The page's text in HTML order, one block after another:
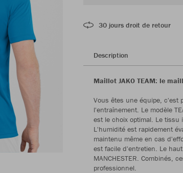
30 jours droit de retour
Description
Maillot JAKO TEAM: le
Vous êtes une équipe, c'est
l'entraînement. Le modèle
est le choix optimal. Le tissu
L'humidité est rapidement
maintenu même en cas
est facile d'entretien. Le
MANCHESTER. Combinés,
professionnel.